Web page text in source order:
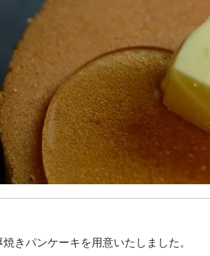
きパンケーキを用意いたしました。